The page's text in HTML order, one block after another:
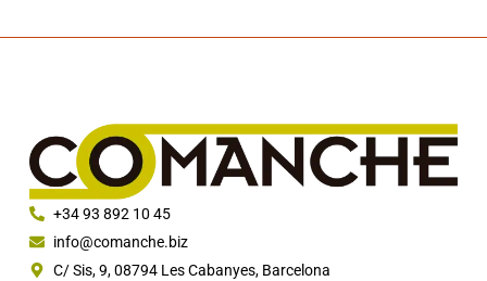
+34 93 892 10 45
info@comanche.biz
C/ Sis, 9, 08794 Les Cabanyes, Barcelona